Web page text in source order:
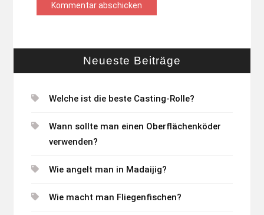
Neueste Beiträge
Welche ist die beste Casting-Rolle?
Wann sollte man einen Oberflächenköder
verwenden?
Wie angelt man in Madaijig?
Wie macht man Fliegenfischen?